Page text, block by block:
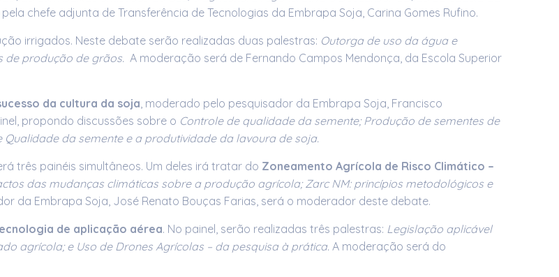
chefe adjunta de Transferência de Tecnologias da Embrapa Soja, Carina Gomes Rufino.
irrigados. Neste debate serão realizadas duas palestras: Outorga de uso da água e
de produção de grãos. A moderação será de Fernando Campos Mendonça, da Escola Superior
da cultura da soja, moderado pelo pesquisador da Embrapa Soja, Francisco
propondo discussões sobre o Controle de qualidade da semente; Produção de sementes de
da semente e a produtividade da lavoura de soja.
três painéis simultâneos. Um deles irá tratar do Zoneamento Agrícola de Risco Climático –
das mudanças climáticas sobre a produção agrícola; Zarc NM: princípios metodológicos e
da Embrapa Soja, José Renato Bouças Farias, será o moderador deste debate.
de aplicação aérea. No painel, serão realizadas três palestras: Legislação aplicável
agrícola; e Uso de Drones Agrícolas – da pesquisa à prática. A moderação será do